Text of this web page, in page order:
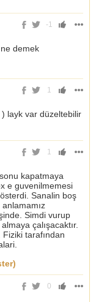
-1
demek
1
layk var düzeltebilir
1
kapatmaya
e guvenilmemesi
Sanalin boş
Simdi vurup
çalışacaktır.
tarafından
0